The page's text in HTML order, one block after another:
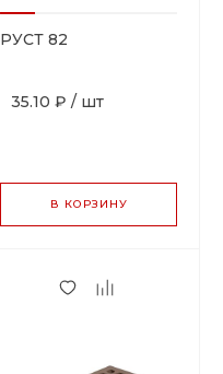
РУСТ 82
35.10 ₽ / шт
В КОРЗИНУ